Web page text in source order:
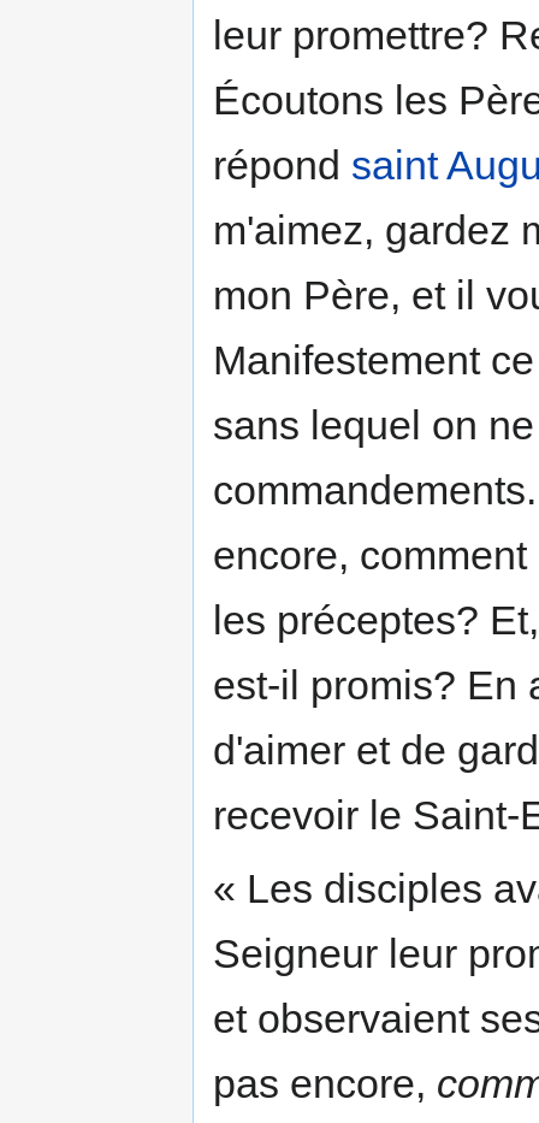
leur promettre?
Écoutons les
répond saint
m'aimez, gardez
mon Père, et il
Manifestement
sans lequel on
encore,
les préceptes?
est-il promis? En
d'aimer et de
recevoir le Saint-
« Les disciples
Seigneur leur
et observaient
pas encore,